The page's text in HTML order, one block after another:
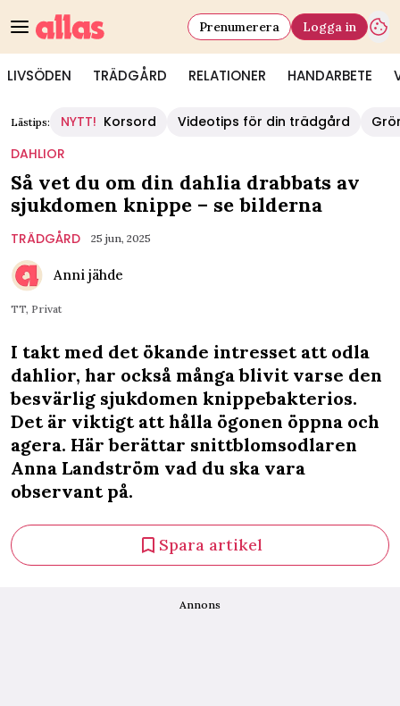
LIVSÖDEN TRÄDGÅRD RELATIONER HANDARBETE
Prenumerera Logga in
Lästips: NYTT! Korsord Videotips för din trädgård
DAHLIOR
Så vet du om din dahlia drabbats av
sjukdomen knippe – se bilderna
TRÄDGÅRD 25 jun, 2025
Anni jähde
TT, Privat
I takt med det ökande intresset att odla
dahlior, har också många blivit varse den
besvärlig sjukdomen knippebakterios.
Det är viktigt att hålla ögonen öppna och
agera. Här berättar snittblomsodlaren
Anna Landström vad du ska vara
observant på.
Spara artikel
Annons